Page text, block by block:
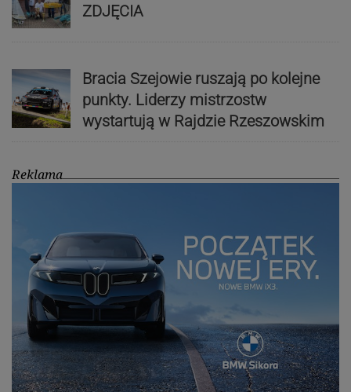
ZDJĘCIA
Bracia Szejowie ruszają po kolejne
punkty. Liderzy mistrzostw
wystartują w Rajdzie Rzeszowskim
Reklama